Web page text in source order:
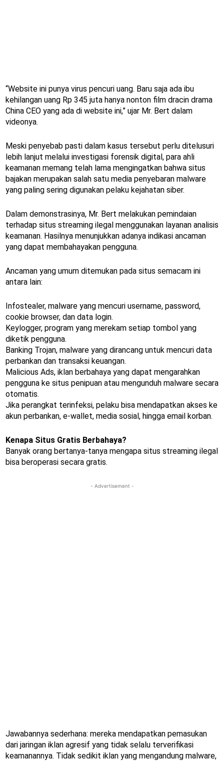
“Website ini punya virus pencuri uang. Baru saja ada ibu
kehilangan uang Rp 345 juta hanya nonton film dracin drama
China CEO yang ada di website ini,” ujar Mr. Bert dalam
videonya.
Meski penyebab pasti dalam kasus tersebut perlu ditelusuri
lebih lanjut melalui investigasi forensik digital, para ahli
keamanan memang telah lama mengingatkan bahwa situs
bajakan merupakan salah satu media penyebaran malware
yang paling sering digunakan pelaku kejahatan siber.
Dalam demonstrasinya, Mr. Bert melakukan pemindaian
terhadap situs streaming ilegal menggunakan layanan analisis
keamanan. Hasilnya menunjukkan adanya indikasi ancaman
yang dapat membahayakan pengguna.
Ancaman yang umum ditemukan pada situs semacam ini
antara lain:
Infostealer, malware yang mencuri username, password,
cookie browser, dan data login.
Keylogger, program yang merekam setiap tombol yang
diketik pengguna.
Banking Trojan, malware yang dirancang untuk mencuri data
perbankan dan transaksi keuangan.
Malicious Ads, iklan berbahaya yang dapat mengarahkan
pengguna ke situs penipuan atau mengunduh malware secara
otomatis.
Jika perangkat terinfeksi, pelaku bisa mendapatkan akses ke
akun perbankan, e-wallet, media sosial, hingga email korban.
Kenapa Situs Gratis Berbahaya?
Banyak orang bertanya-tanya mengapa situs streaming ilegal
bisa beroperasi secara gratis.
- Advertisement -
Jawabannya sederhana: mereka mendapatkan pemasukan
dari jaringan iklan agresif yang tidak selalu terverifikasi
keamanannya. Tidak sedikit iklan yang mengandung malware,